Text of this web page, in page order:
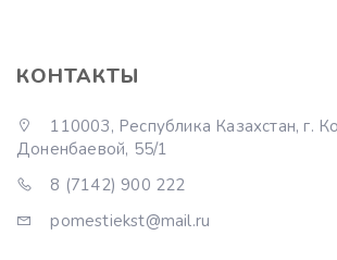
КОНТАКТЫ
110003, Республика Казахстан, г.
Доненбаевой, 55/1
8 (7142) 900 222
pomestiekst@mail.ru